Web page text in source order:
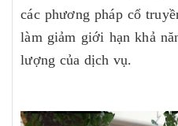
các phương pháp cổ
làm giảm giới hạn khả
lượng của dịch vụ.